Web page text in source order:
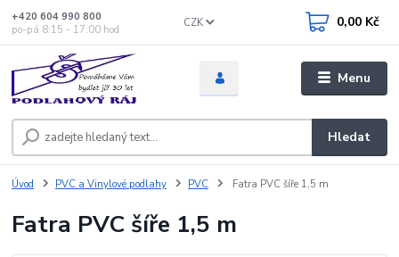
Menu
CZK
Hledat
+420 604 990 800
po-pá 8:15 - 17:00 hod
0,00 Kč
Úvod PVC a Vinylové podlahy PVC Fatra PVC šíře 1,5 m
Fatra PVC šíře 1,5 m